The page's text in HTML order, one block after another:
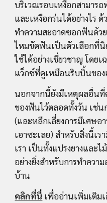
บริเวณรอบเหงือกสามาร
และเหงือกร่นได้อย่างไร
ทำความสะอาดซอกฟันด้ว
ไหมขัดฟันเป็นตัวเลือกที่นิ
ใช้ได้อย่างเชี่ยวชาญ โดย
แว็กซ์ที่ดูเหมือนริบบิ้นของ
นอกจากนี้ยังมีเหตุผลอื่นที่
ของฟันไว้ตลอดทั้งวัน เช่
(และหลีกเลี่ยงการมีเศษ
เอาซะเลย) สำหรับสิ่งนี้เร
เรา เป็นทั้งแปรงยางและ
อย่างยิ่งสำหรับการทำคว
บ้าน
คลิกที่นี่ เพื่ออ่านเพิ่มเติม